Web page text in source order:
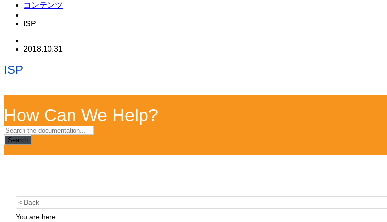
コンテンツ
ISP
2018.10.31
ISP
How Can We Help?
Search
< Back
You are here: